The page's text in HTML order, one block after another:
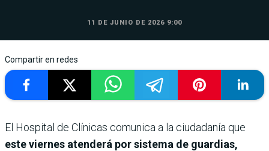
11 DE JUNIO DE 2026 9:00
Compartir en redes
El Hospital de Clínicas comunica a la ciudadanía que
este viernes atenderá por sistema de guardias,